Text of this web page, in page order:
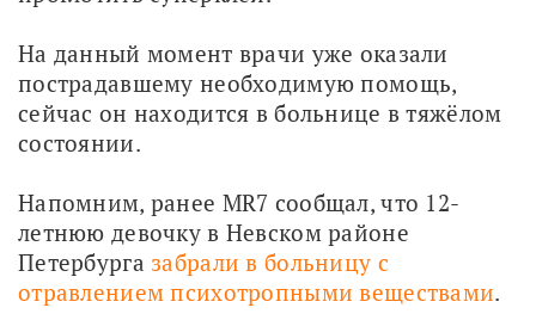
На данный момент врачи уже оказали
пострадавшему необходимую помощь,
сейчас он находится в больнице в тяжёлом
состоянии.
Напомним, ранее MR7 сообщал, что 12-
летнюю девочку в Невском районе
Петербурга забрали в больницу с
отравлением психотропными веществами.